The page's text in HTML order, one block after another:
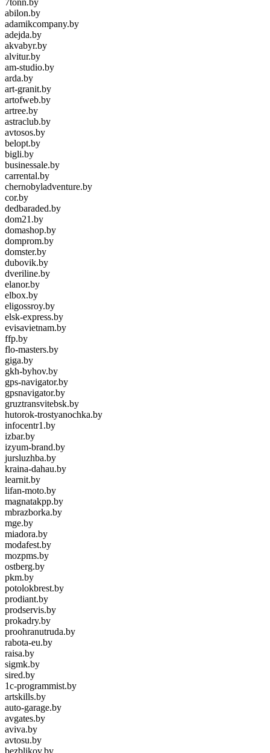
abilon.by
adamikcompany.by
adejda.by
akvabyr.by
alvitur.by
am-studio.by
arda.by
art-granit.by
artofweb.by
artree.by
astraclub.by
avtosos.by
belopt.by
bigli.by
businessale.by
carrental.by
chernobyladventure.by
cor.by
dedbaraded.by
dom21.by
domashop.by
domprom.by
domster.by
dubovik.by
dveriline.by
elanor.by
elbox.by
eligossroy.by
elsk-express.by
evisavietnam.by
ffp.by
flo-masters.by
giga.by
gkh-byhov.by
gps-navigator.by
gpsnavigator.by
gruztransvitebsk.by
hutorok-trostyanochka.by
infocentr1.by
izbar.by
izyum-brand.by
jursluzhba.by
kraina-dahau.by
learnit.by
lifan-moto.by
magnatakpp.by
mbrazborka.by
mge.by
miadora.by
modafest.by
mozpms.by
ostberg.by
pkm.by
potolokbrest.by
prodiant.by
prodservis.by
prokadry.by
proohranutruda.by
rabota-eu.by
raisa.by
sigmk.by
sired.by
1c-programmist.by
artskills.by
auto-garage.by
avgates.by
aviva.by
avtosu.by
bezblikov.by